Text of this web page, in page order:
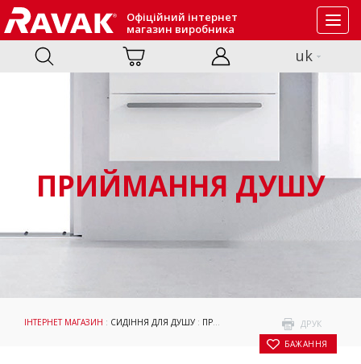
Офіційний інтернет
магазин виробника
uk
ПРИЙМАННЯ ДУШУ
ДРУК
БАЖАННЯ
ІНТЕРНЕТ МАГАЗИН : СИДІННЯ ДЛЯ ДУШУ : ПРИЙМАННЯ ДУШУ : СИДІННЯ ДЛЯ